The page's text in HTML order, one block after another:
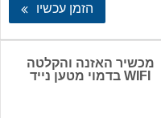
היה:
₪550.
הזמן עכשיו
מכשיר האזנה והקלטה
WIFI בדמוי מטען נייד